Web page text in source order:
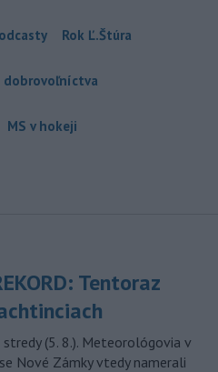
Rok Ľ.Štúra
dobrovoľníctva
MS v hokeji
Tentoraz
(5. 8.). Meteorológovia v
Nové Zámky vtedy namerali